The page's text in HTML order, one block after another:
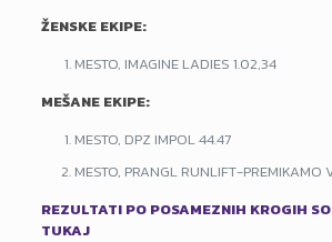
ŽENSKE EKIPE:
MESTO, IMAGINE LADIES 1.02,34
MEŠANE EKIPE:
MESTO, DPZ IMPOL 44.47
MESTO, PRANGL RUNLIFT-PREMIKAMO
REZULTATI PO POSAMEZNIH KROGIH
TUKAJ